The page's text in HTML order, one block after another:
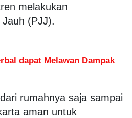
melakukan
(PJJ).
dapat Melawan Dampak
rumahnya saja sampai
aman untuk